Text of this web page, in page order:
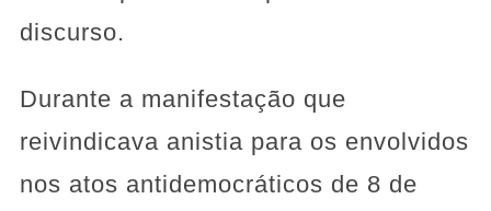
discurso.
Durante a manifestação que
reivindicava anistia para os envolvidos
nos atos antidemocráticos de 8 de